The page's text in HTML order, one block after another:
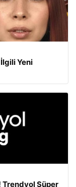
Yeni
Trendyol Süper